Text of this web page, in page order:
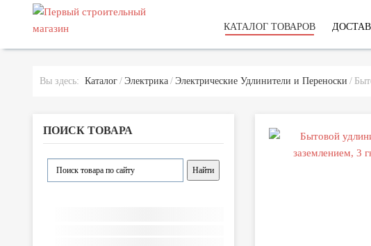
КАТАЛОГ ТОВАРОВ
Вы здесь: Каталог Электрика Электрические Удлинители и Переноски
ПОИСК ТОВАРА